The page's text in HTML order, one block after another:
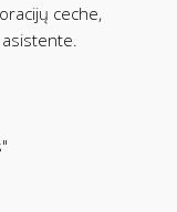
ceche,